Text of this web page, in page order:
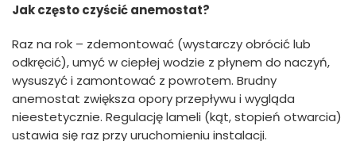
Jak często czyścić anemostat?
Raz na rok – zdemontować (wystarczy obrócić lub
odkręcić), umyć w ciepłej wodzie z płynem do naczyń,
wysuszyć i zamontować z powrotem. Brudny
anemostat zwiększa opory przepływu i wygląda
nieestetycznie. Regulację lameli (kąt, stopień otwarcia)
ustawia się raz przy uruchomieniu instalacji.